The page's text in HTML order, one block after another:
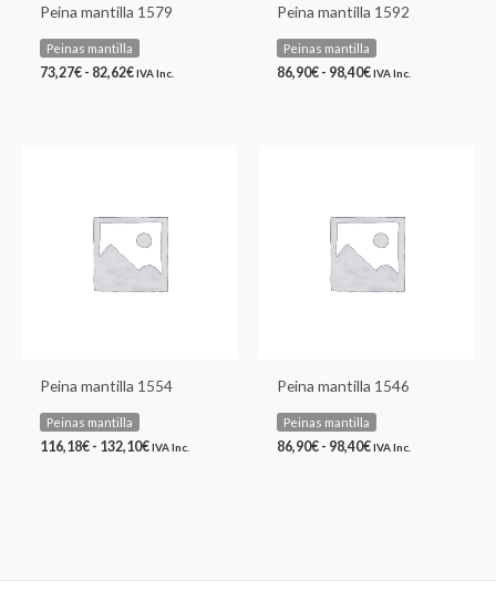
Peina mantilla 1579
Peinas mantilla
73,27€ - 82,62€ IVA Inc.
Peina mantilla 1592
Peinas mantilla
86,90€ - 98,40€ IVA Inc.
Peina mantilla 1554
Peinas mantilla
116,18€ - 132,10€
116,18€
hasta
132,10€
IVA Inc.
Peina mantilla 1546
Peinas mantilla
86,90€ - 98,40€
86,90€
hasta
98,40€
IVA Inc.